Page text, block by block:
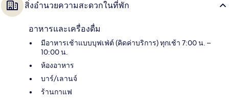
สิ่งอำนวยความสะดวกในที่พัก
อาหารและเครื่องดื่ม
มีอาหารเช้าแบบบุฟเฟ่ต์ (คิดค่าบริการ) ทุกเช้า 7:00 น. –
10:00 น.
ห้องอาหาร
บาร์/เลานจ์
ร้านกาแฟ